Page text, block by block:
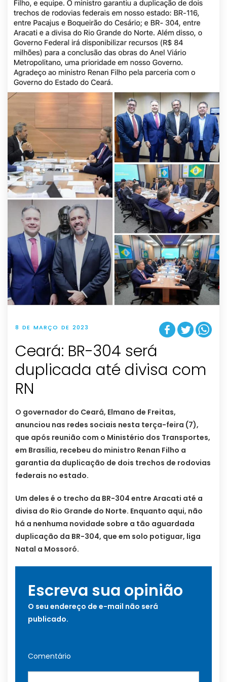
8 DE MARÇO DE 2023
Ceará: BR-304 será
duplicada até divisa com
RN
O governador do Ceará, Elmano de Freitas,
anunciou nas redes sociais nesta terça-feira (7),
que após reunião com o Ministério dos Transportes,
em Brasília, recebeu do ministro Renan Filho a
garantia da duplicação de dois trechos de rodovias
federais no estado.
Um deles é o trecho da BR-304 entre Aracati até a
divisa do Rio Grande do Norte. Enquanto aqui, não
há a nenhuma novidade sobre a tão aguardada
duplicação da BR-304, que em solo potiguar, liga
Natal a Mossoró.
Escreva sua opinião
O seu endereço de e-mail não será
publicado.
Comentário